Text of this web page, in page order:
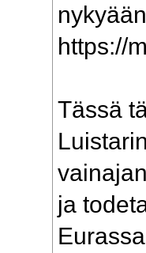
https://
Tässä
ja